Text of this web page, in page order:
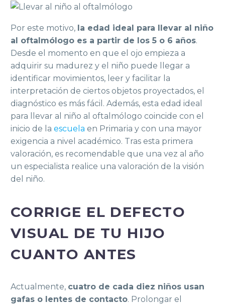
Por este motivo, la edad ideal para llevar al niño
al oftalmólogo es a partir de los 5 o 6 años.
Desde el momento en que el ojo empieza a
adquirir su madurez y el niño puede llegar a
identificar movimientos, leer y facilitar la
interpretación de ciertos objetos proyectados, el
diagnóstico es más fácil. Además, esta edad ideal
para llevar al niño al oftalmólogo coincide con el
inicio de la escuela en Primaria y con una mayor
exigencia a nivel académico. Tras esta primera
valoración, es recomendable que una vez al año
un especialista realice una valoración de la visión
del niño.
CORRIGE EL DEFECTO
VISUAL DE TU HIJO
CUANTO ANTES
Actualmente, cuatro de cada diez niños usan
gafas o lentes de contacto. Prolongar el